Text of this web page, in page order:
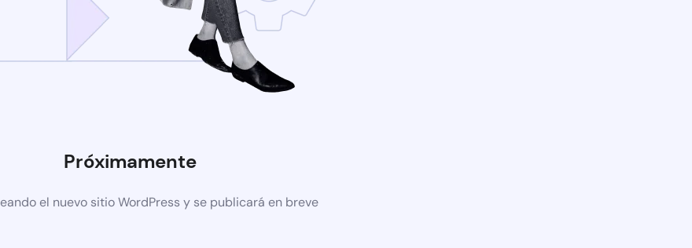
Próximamente
el nuevo sitio WordPress y se publicará en breve